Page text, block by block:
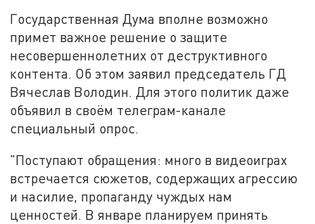
Государственная Дума вполне возможно
примет важное решение о защите
несовершеннолетних от деструктивного
контента. Об этом заявил председатель ГД
Вячеслав Володин. Для этого политик даже
объявил в своём телеграм-канале
специальный опрос.
"Поступают обращения: много в видеоиграх
встречается сюжетов, содержащих агрессию
и насилие, пропаганду чуждых нам
ценностей. В январе планируем принять